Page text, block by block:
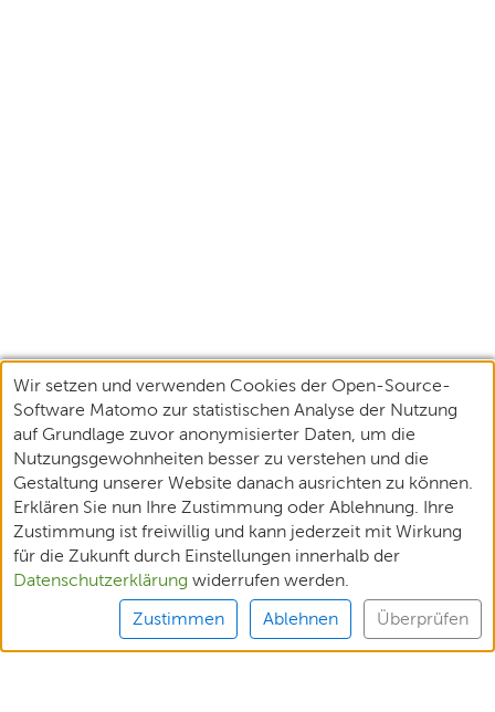
Wir setzen und verwenden Cookies der Open-Source-
Software Matomo zur statistischen Analyse der Nutzung
auf Grundlage zuvor anonymisierter Daten, um die
Nutzungsgewohnheiten besser zu verstehen und die
Gestaltung unserer Website danach ausrichten zu können.
Erklären Sie nun Ihre Zustimmung oder Ablehnung. Ihre
Zustimmung ist freiwillig und kann jederzeit mit Wirkung
für die Zukunft durch Einstellungen innerhalb der
Datenschutzerklärung widerrufen werden.
Zustimmen Ablehnen Überprüfen